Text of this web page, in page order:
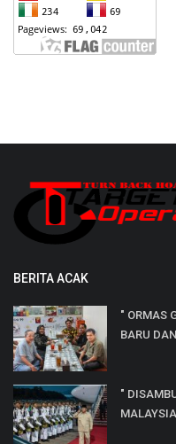
BERITA ACAK
" ORMAS
BARU
"